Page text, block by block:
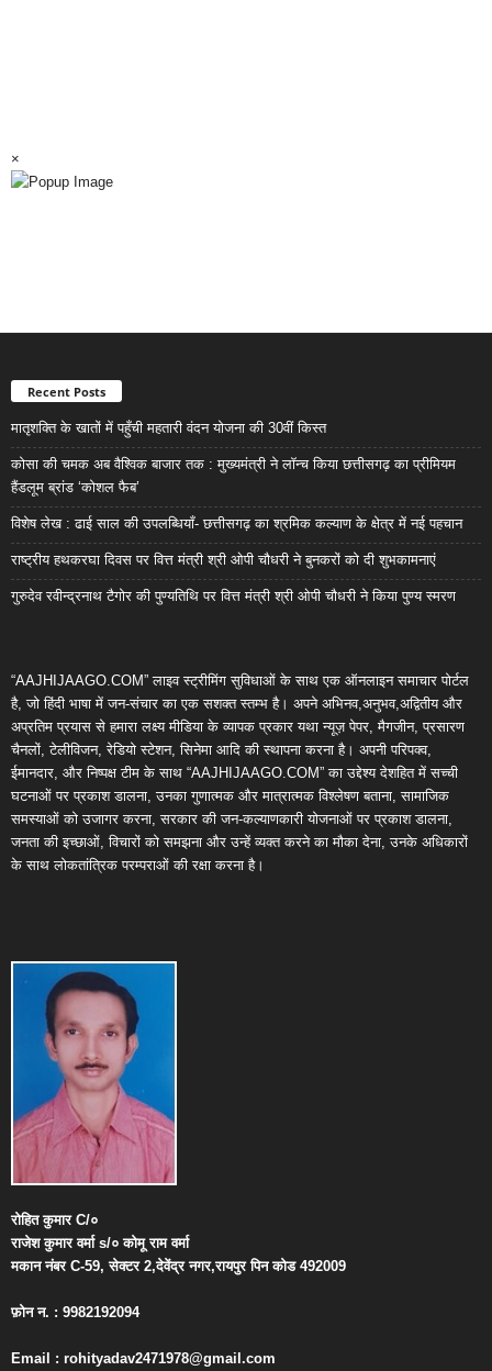
×
Recent Posts
मातृशक्ति के खातों में पहुँची महतारी वंदन योजना की 30वीं किस्त
कोसा की चमक अब वैश्विक बाजार तक : मुख्यमंत्री ने लॉन्च किया छत्तीसगढ़ का प्रीमियम
हैंडलूम ब्रांड ‘कोशल फैब’
विशेष लेख : ढाई साल की उपलब्धियाँ- छत्तीसगढ़ का श्रमिक कल्याण के क्षेत्र में नई पहचान
राष्ट्रीय हथकरघा दिवस पर वित्त मंत्री श्री ओपी चौधरी ने बुनकरों को दी शुभकामनाएं
गुरुदेव रवीन्द्रनाथ टैगोर की पुण्यतिथि पर वित्त मंत्री श्री ओपी चौधरी ने किया पुण्य स्मरण
“AAJHIJAAGO.COM” लाइव स्ट्रीमिंग सुविधाओं के साथ एक ऑनलाइन समाचार पोर्टल
है, जो हिंदी भाषा में जन-संचार का एक सशक्त स्तम्भ है। अपने अभिनव,अनुभव,अद्वितीय और
अप्रतिम प्रयास से हमारा लक्ष्य मीडिया के व्यापक प्रकार यथा न्यूज़ पेपर, मैगजीन, प्रसारण
चैनलों, टेलीविजन, रेडियो स्टेशन, सिनेमा आदि की स्थापना करना है। अपनी परिपक्व,
ईमानदार, और निष्पक्ष टीम के साथ “AAJHIJAAGO.COM” का उद्देश्य देशहित में सच्ची
घटनाओं पर प्रकाश डालना, उनका गुणात्मक और मात्रात्मक विश्लेषण बताना, सामाजिक
समस्याओं को उजागर करना, सरकार की जन-कल्याणकारी योजनाओं पर प्रकाश डालना,
जनता की इच्छाओं, विचारों को समझना और उन्हें व्यक्त करने का मौका देना, उनके अधिकारों
के साथ लोकतांत्रिक परम्पराओं की रक्षा करना है।
रोहित कुमारC/०
राजेश कुमार वर्माs/० कोमू राम वर्मा
मकान नंबरC-59,सेक्टर2,देवेंद्र नगर,रायपुर पिन कोड492009
फ़ोन न. : 9982192094
Email : rohityadav2471978@gmail.com